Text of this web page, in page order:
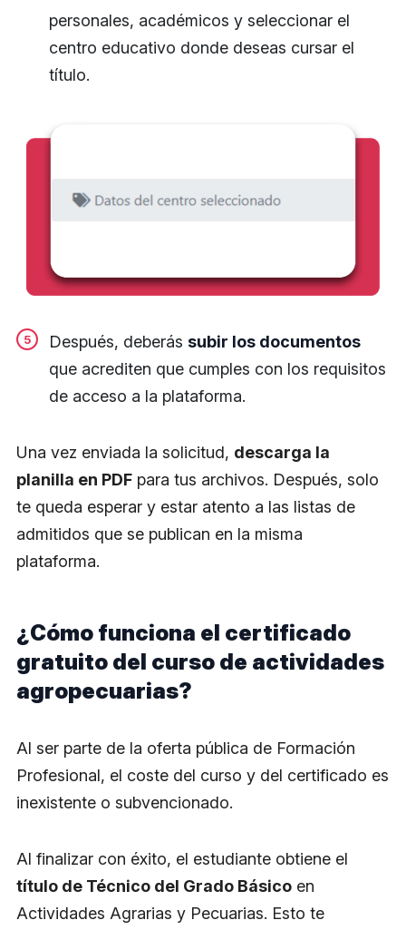
personales, académicos y seleccionar el
centro educativo donde deseas cursar el
título.
Después, deberás subir los documentos
que acrediten que cumples con los requisitos
de acceso a la plataforma.
​Una vez enviada la solicitud, descarga la
planilla en PDF para tus archivos. Después, solo
te queda esperar y estar atento a las listas de
admitidos que se publican en la misma
plataforma.
¿Cómo funciona el certificado
gratuito del curso de actividades
agropecuarias?
​Al ser parte de la oferta pública de Formación
Profesional, el coste del curso y del certificado es
inexistente o subvencionado.
Al finalizar con éxito, el estudiante obtiene el
título de Técnico del Grado Básico en
Actividades Agrarias y Pecuarias. Esto te